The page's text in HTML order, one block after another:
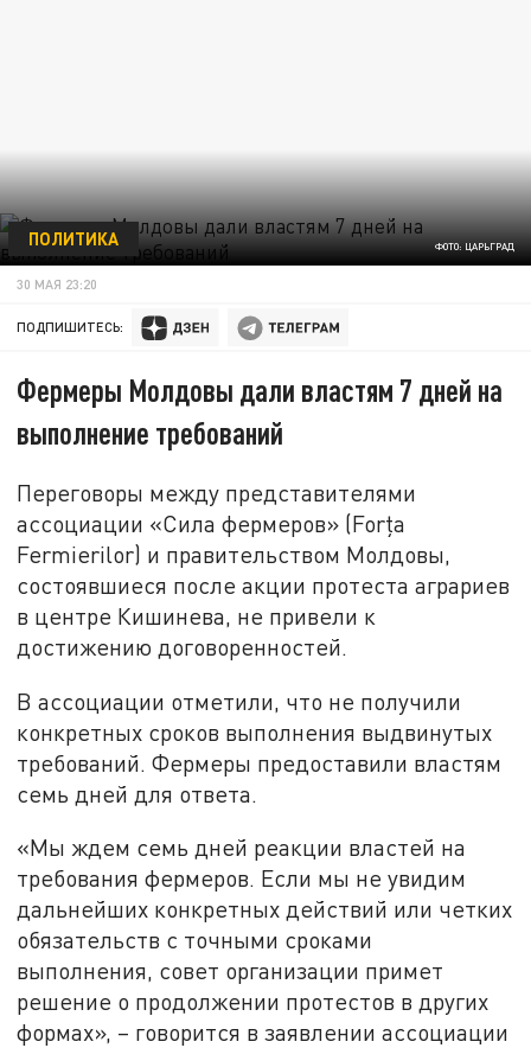
ФОТО: ЦАРЬГРАД
ПОЛИТИКА
30 МАЯ 23:20
ПОДПИШИТЕСЬ:
Фермеры Молдовы дали властям 7 дней на
выполнение требований
Переговоры между представителями
ассоциации «Сила фермеров» (Forța
Fermierilor) и правительством Молдовы,
состоявшиеся после акции протеста аграриев
в центре Кишинева, не привели к
достижению договоренностей.
В ассоциации отметили, что не получили
конкретных сроков выполнения выдвинутых
требований. Фермеры предоставили властям
семь дней для ответа.
«Мы ждем семь дней реакции властей на
требования фермеров. Если мы не увидим
дальнейших конкретных действий или четких
обязательств с точными сроками
выполнения, совет организации примет
решение о продолжении протестов в других
формах», – говорится в заявлении ассоциации